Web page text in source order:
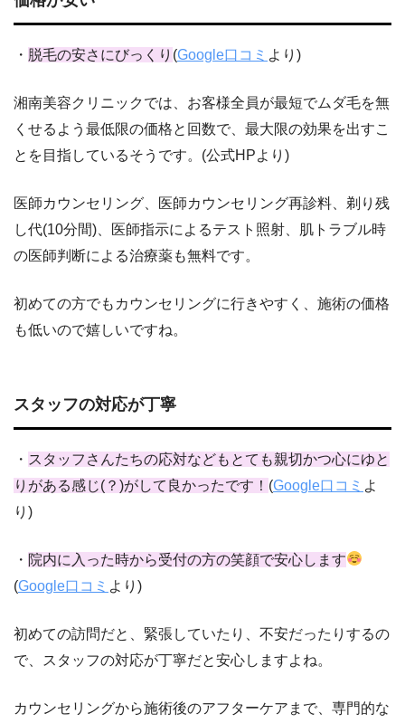
・ 脱毛の安さにびっくり (Google口コミ より)
湘南美容クリニックでは、お客様全員が最短でムダ毛を無
くせるよう最低限の価格と回数で、最大限の効果を出すこ
とを目指しているそうです。(公式HPより)
医師カウンセリング、医師カウンセリング再診料、剃り残
し代(10分間)、医師指示によるテスト照射、肌トラブル時
の医師判断による治療薬も無料です。
初めての方でもカウンセリングに行きやすく、施術の価格
も低いので嬉しいですね。
スタッフの対応が丁寧
・ スタッフさんたちの応対などもとても親切かつ心にゆと
りがある感じ(？)がして良かったです！ (Google口コミ よ
り)
・ 院内に入った時から受付の方の笑顔で安心します
(Google口コミ より)
初めての訪問だと、緊張していたり、不安だったりするの
で、スタッフの対応が丁寧だと安心しますよね。
カウンセリングから施術後のアフターケアまで、専門的な